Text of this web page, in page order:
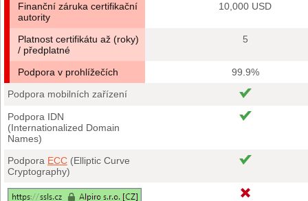
Finanční záruka certifikační
autority
10,000 USD
Platnost certifikátu až (roky)
/ předplatné
5
Podpora v prohlížečích
99.9%
Podpora mobilních zařízení
Podpora IDN
(Internationalized Domain
Names)
Podpora ECC (Elliptic Curve
Cryptography)